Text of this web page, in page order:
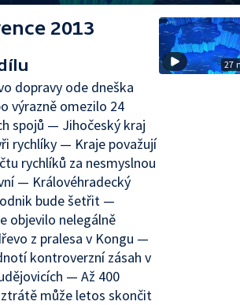
2013
dopravy ode dneška
výrazně omezilo 24
spojů — Jihočeský kraj
rychlíky — Kraje považují
rychlíků za nesmyslnou
— Královéhradecký
bude šetřit —
objevilo nelegálně
z pralesa v Kongu —
kontroverzní zásah v
— Až 400
může letos skončit
27